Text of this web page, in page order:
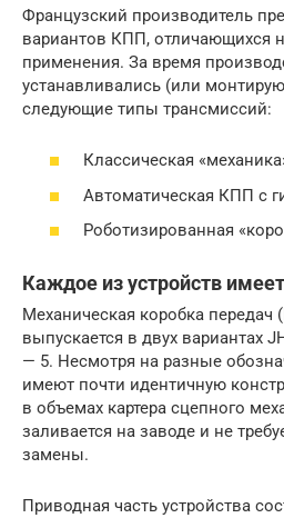
Французский производитель
вариантов КПП, отличающихся
применения. За время
устанавливались (или
следующие типы трансмиссий:
Классическая
Автоматическая КПП с
Роботизированная
Каждое из устройств
Механическая коробка
выпускается в двух вариантах
— 5. Несмотря на разные
имеют почти идентичную
в объемах картера сцепного
заливается на заводе и не
замены.
Приводная часть устройства